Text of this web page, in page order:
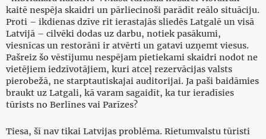
kaitē nespēja skaidri un pārliecinoši parādīt reālo situāciju.
Proti – ikdienas dzīve rit ierastajās sliedēs Latgalē un visā
Latvijā – cilvēki dodas uz darbu, notiek pasākumi,
viesnīcas un restorāni ir atvērti un gatavi uzņemt viesus.
Pašreiz šo vēstījumu nespējam pietiekami skaidri nodot ne
vietējiem iedzīvotājiem, kuri atceļ rezervācijas valsts
pierobežā, ne starptautiskajai auditorijai. Ja paši baidāmies
braukt uz Latgali, kā varam sagaidīt, ka tur ieradīsies
tūrists no Berlīnes vai Parīzes?
Tiesa, šī nav tikai Latvijas problēma. Rietumvalstu tūristi